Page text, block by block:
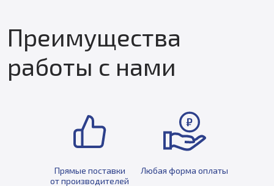
Преимущества
работы с нами
Прямые поставки
от производителей
Любая форма оплаты